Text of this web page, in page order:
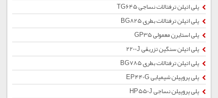
پلی اتیلن ترفتالات نساجی TG645
پلی اتیلن ترفتالات بطری BG825
پلی استایرن معمولی GP35
پلی اتیلن سنگین تزریقی 2200J
پلی اتیلن ترفتالات بطری BG785
پلی پروپیلن شیمیایی EP440G
پلی پروپیلن نساجی HP550J